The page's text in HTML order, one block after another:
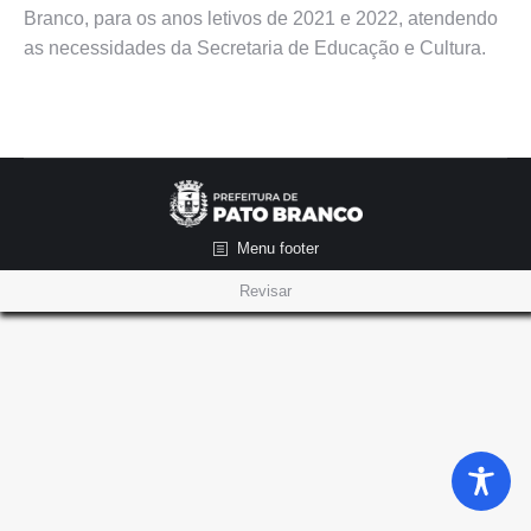
Branco, para os anos letivos de 2021 e 2022, atendendo
as necessidades da Secretaria de Educação e Cultura.
Menu footer
Revisar